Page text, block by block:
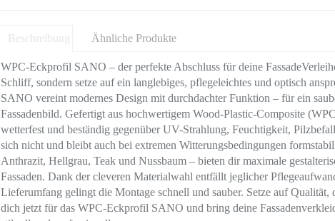
Beschreibung Ähnliche Produkte
WPC-Eckprofil SANO – der perfekte Abschluss für deine
Schliff, sondern setze auf ein langlebiges, pflegeleichtes und optisch
SANO vereint modernes Design mit durchdachter Funktion – für ein
Fassadenbild. Gefertigt aus hochwertigem Wood-Plastic-Composite
wetterfest und beständig gegenüber UV-Strahlung, Feuchtigkeit,
sich nicht und bleibt auch bei extremen Witterungsbedingungen
Anthrazit, Hellgrau, Teak und Nussbaum – bieten dir maximale
Fassaden. Dank der cleveren Materialwahl entfällt jeglicher
Lieferumfang gelingt die Montage schnell und sauber. Setze auf Qualität,
dich jetzt für das WPC-Eckprofil SANO und bring deine